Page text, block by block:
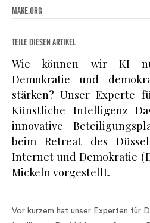
MAKE.ORG
TEILE DIESEN ARTIKEL
Wie können wir KI
Demokratie und
stärken? Unser Experte
Künstliche Intelligenz
innovative
beim Retreat des
Internet und Demokratie
Mickeln vorgestellt.
Vor kurzem hat unser Experten für